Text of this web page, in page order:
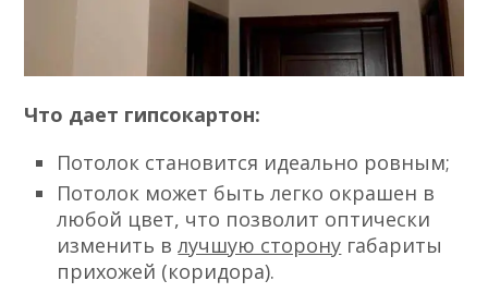
Что дает гипсокартон:
Потолок становится идеально ровным;
Потолок может быть легко окрашен в
любой цвет, что позволит оптически
изменить влучшую сторону габариты
прихожей (коридора).